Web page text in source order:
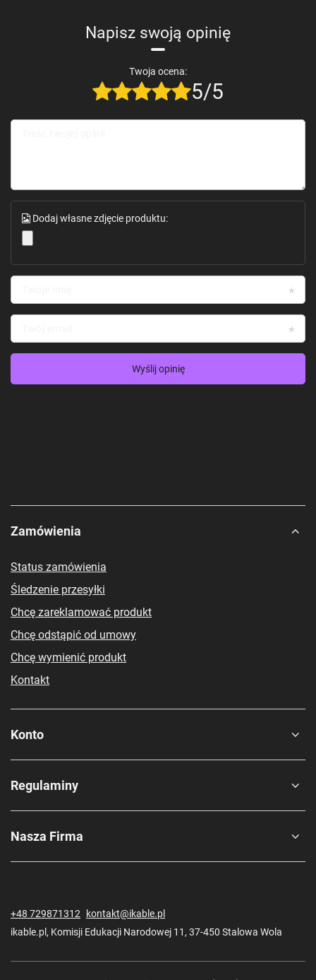
Napisz swoją opinię
Twoja ocena:
5/5
Dodaj własne zdjęcie produktu:
Wyślij opinię
Zamówienia
Status zamówienia
Śledzenie przesyłki
Chcę zareklamować produkt
Chcę odstąpić od umowy
Chcę wymienić produkt
Kontakt
Konto
Regulaminy
Nasza Firma
+48 729871312
kontakt@ikable.pl
ikable.pl , Komisji Edukacji Narodowej 11 , 37-450 Stalowa Wola